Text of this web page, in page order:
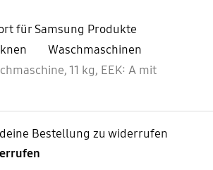
für Samsung Produkte
Waschmaschinen
11 kg, EEK: A mit
Bestellung zu widerrufen